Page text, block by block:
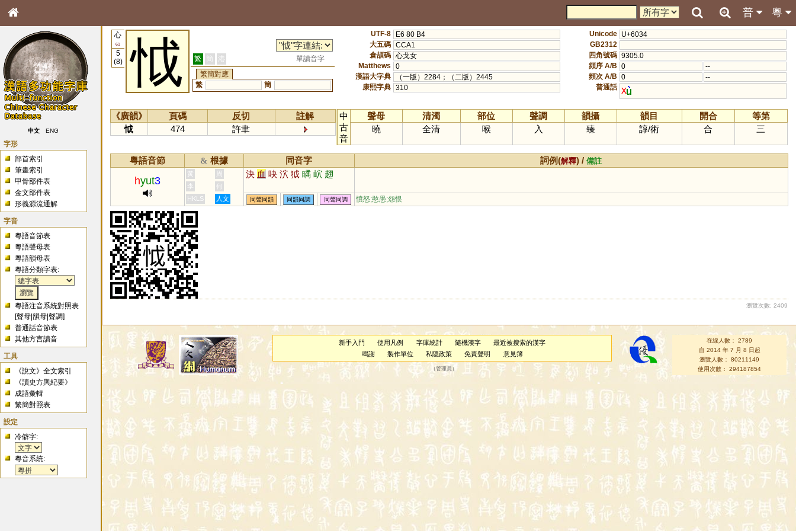
粵
普
中文 ENG
字形
部首索引
筆畫索引
甲骨部件表
金文部件表
形義源流通解
字音
粵語音節表
粵語聲母表
粵語韻母表
粵語分類字表:
粵語注音系統對照表
[聲母 |韻母 |聲調]
普通話音節表
其他方言讀音
工具
《說文》全文索引
《讀史方輿紀要》
成語彙輯
繁簡對照表
設定
冷僻字:
粵音系統:
心
61
5
(8)
怴 繁 簡 港
單讀音字
繁簡對應
繁
簡
UTF-8
E6 80 B4
大五碼 CCA1
倉頡碼 心戈女
Matthews
0
漢語大字典
（一版）2284；（二版）2445
康熙字典 310
Unicode U+6034
GB2312
四角號碼 9305.0
頻序 A/B 0
--
頻次 A/B 0
--
普通話 x
《廣韻》 頁碼 反切
註解
怴
474 許聿
中
古
音
聲母 清濁 部位 聲調 韻攝 韻目 開合
等第
曉
全清 喉 入 臻 諄/術 合 三
粵語音節 & 根據 同音字 詞例(解釋) /備註
hyut3
黃 周 決 血 吷 泬 狘 瞲 岤 趐
李
何
HKLS
人文 同聲同韻 同韻同調 同聲同調 憤怒;憨愚;怨恨
瀏覽次數: 2409
新手入門 使用凡例 字庫統計 隨機漢字
最近被搜索的漢字
鳴謝
製作單位 私隱政策 免責聲明 意見簿
（管理員 ）
在線人數： 2789
自 2014 年 7 月 8 日起
瀏覽人數： 80211149
使用次數： 294187854